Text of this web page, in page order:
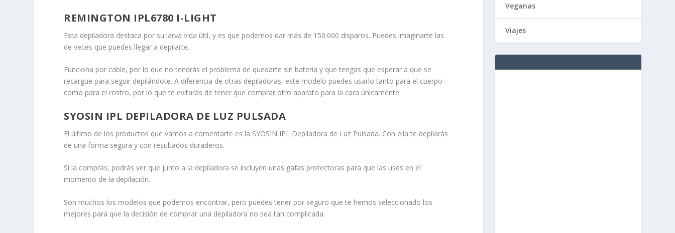
REMINGTON IPL6780 I-LIGHT
Esta depiladora destaca por su larva vida útil, y es que podemos dar más de 150.000 disparos. Puedes imaginarte las
de veces que puedes llegar a depilarte.
Funciona por cable, por lo que no tendrás el problema de quedarte sin batería y que tengas que esperar a que se
recargue para seguir depilándote. A diferencia de otras depiladoras, este modelo puedes usarlo tanto para el cuerpo
como para el rostro, por lo que te evitarás de tener que comprar otro aparato para la cara únicamente.
SYOSIN IPL DEPILADORA DE LUZ PULSADA
El último de los productos que vamos a comentarte es la SYOSIN IPL Depiladora de Luz Pulsada. Con ella te depilarás
de una forma segura y con resultados duraderos.
Si la compras, podrás ver que junto a la depiladora se incluyen unas gafas protectoras para que las uses en el
momento de la depilación.
Son muchos los modelos que podemos encontrar, pero puedes tener por seguro que te hemos seleccionado los
mejores para que la decisión de comprar una depiladora no sea tan complicada.
Veganas
Viajes